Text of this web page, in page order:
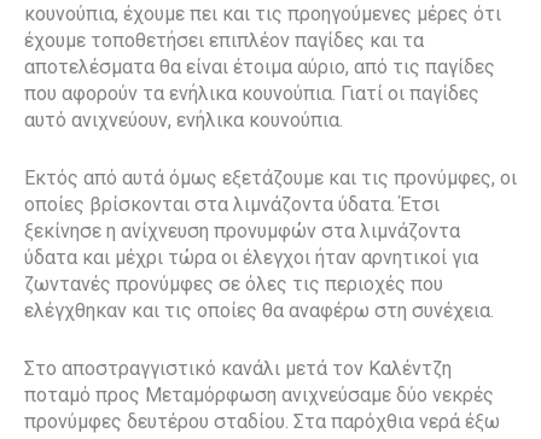
κουνούπια, έχουμε πει και τις προηγούμενες μέρες ότι
έχουμε τοποθετήσει επιπλέον παγίδες και τα
αποτελέσματα θα είναι έτοιμα αύριο, από τις παγίδες
που αφορούν τα ενήλικα κουνούπια. Γιατί οι παγίδες
αυτό ανιχνεύουν, ενήλικα κουνούπια.
Εκτός από αυτά όμως εξετάζουμε και τις προνύμφες, οι
οποίες βρίσκονται στα λιμνάζοντα ύδατα. Έτσι
ξεκίνησε η ανίχνευση προνυμφών στα λιμνάζοντα
ύδατα και μέχρι τώρα οι έλεγχοι ήταν αρνητικοί για
ζωντανές προνύμφες σε όλες τις περιοχές που
ελέγχθηκαν και τις οποίες θα αναφέρω στη συνέχεια.
Στο αποστραγγιστικό κανάλι μετά τον Καλέντζη
ποταμό προς Μεταμόρφωση ανιχνεύσαμε δύο νεκρές
προνύμφες δευτέρου σταδίου. Στα παρόχθια νερά έξω